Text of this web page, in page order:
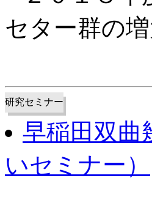
セター群の
研究セミナー
早稲田双曲
いセミナー）